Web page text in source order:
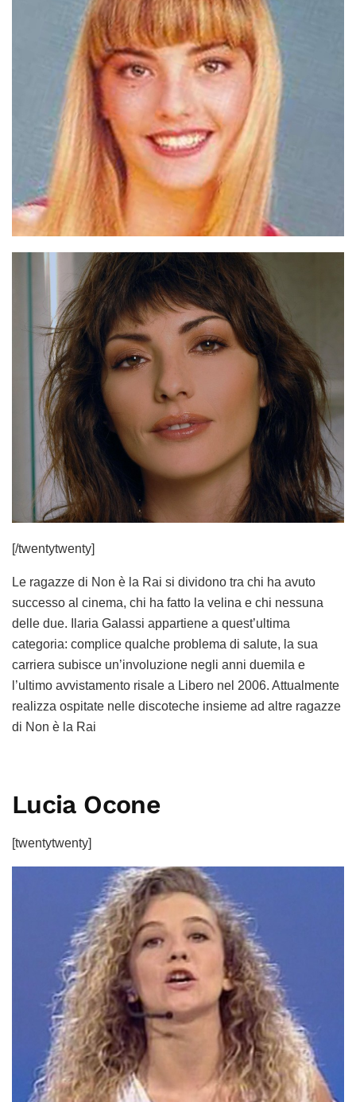
[/twentytwenty]
Le ragazze di Non è la Rai si dividono tra chi ha avuto
successo al cinema, chi ha fatto la velina e chi nessuna
delle due. Ilaria Galassi appartiene a quest’ultima
categoria: complice qualche problema di salute, la sua
carriera subisce un’involuzione negli anni duemila e
l’ultimo avvistamento risale a Libero nel 2006. Attualmente
realizza ospitate nelle discoteche insieme ad altre ragazze
di Non è la Rai
Lucia Ocone
[twentytwenty]